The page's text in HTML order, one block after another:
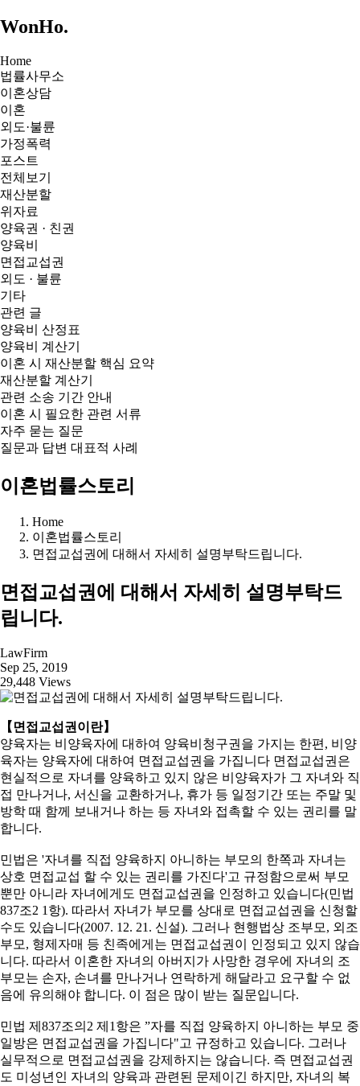
WonHo.
Home
법률사무소
이혼상담
이혼
외도·불륜
가정폭력
포스트
전체보기
재산분할
위자료
양육권 · 친권
양육비
면접교섭권
외도 · 불륜
기타
관련 글
양육비 산정표
양육비 계산기
이혼 시 재산분할 핵심 요약
재산분할 계산기
관련 소송 기간 안내
이혼 시 필요한 관련 서류
자주 묻는 질문
질문과 답변 대표적 사례
이혼법률스토리
Home
이혼법률스토리
면접교섭권에 대해서 자세히 설명부탁드립니다.
면접교섭권에 대해서 자세히 설명부탁드
립니다.
LawFirm
Sep 25, 2019
29,448 Views
【면접교섭권이란】
양육자는 비양육자에 대하여 양육비청구권을 가지는 한편, 비양
육자는 양육자에 대하여 면접교섭권을 가집니다 면접교섭권은
현실적으로 자녀를 양육하고 있지 않은 비양육자가 그 자녀와 직
접 만나거나, 서신을 교환하거나, 휴가 등 일정기간 또는 주말 및
방학 때 함께 보내거나 하는 등 자녀와 접촉할 수 있는 권리를 말
합니다.
민법은 '자녀를 직접 양육하지 아니하는 부모의 한쪽과 자녀는
상호 면접교섭 할 수 있는 권리를 가진다'고 규정함으로써 부모
뿐만 아니라 자녀에게도 면접교섭권을 인정하고 있습니다(민법
837조2 1항). 따라서 자녀가 부모를 상대로 면접교섭권을 신청할
수도 있습니다(2007. 12. 21. 신설). 그러나 현행법상 조부모, 외조
부모, 형제자매 등 친족에게는 면접교섭권이 인정되고 있지 않습
니다. 따라서 이혼한 자녀의 아버지가 사망한 경우에 자녀의 조
부모는 손자, 손녀를 만나거나 연락하게 해달라고 요구할 수 없
음에 유의해야 합니다. 이 점은 많이 받는 질문입니다.
민법 제837조의2 제1항은 ”자를 직접 양육하지 아니하는 부모 중
일방은 면접교섭권을 가집니다"고 규정하고 있습니다. 그러나
실무적으로 면접교섭권을 강제하지는 않습니다. 즉 면접교섭권
도 미성년인 자녀의 양육과 관련된 문제이긴 하지만, 자녀의 복